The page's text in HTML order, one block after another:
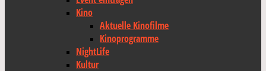
Kino
Aktuelle Kinofilme
Kinoprogramme
NightLife
Kultur